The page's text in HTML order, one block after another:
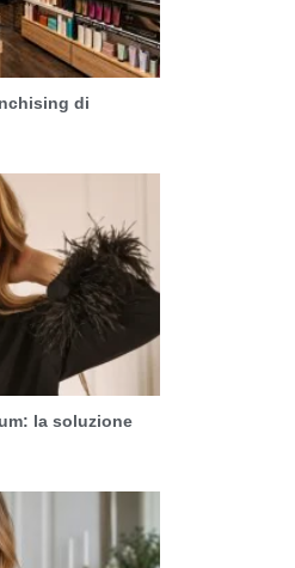
di
la soluzione